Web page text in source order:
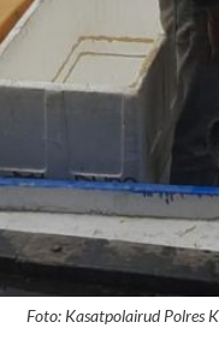
Foto: Kasatpolairud Polres